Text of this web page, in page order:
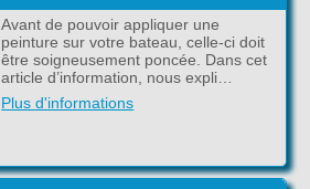
Avant de pouvoir appliquer une
peinture sur votre bateau, celle-ci doit
être soigneusement poncée. Dans cet
article d’information, nous expli…
Plus d'informations